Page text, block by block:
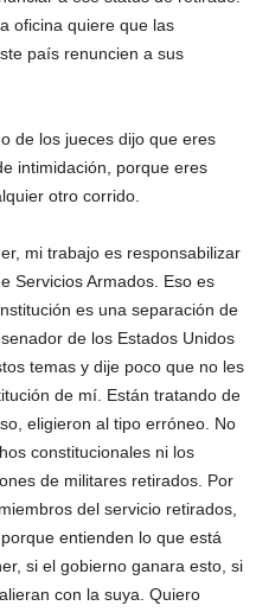
oficina quiere que las
país renuncien a sus
de los jueces dijo que eres
intimidación, porque eres
otro corrido.
mi trabajo es responsabilizar
Servicios Armados. Eso es
es una separación de
de los Estados Unidos
temas y dije poco que no les
de mí. Están tratando de
eligieron al tipo erróneo. No
constitucionales ni los
de militares retirados. Por
del servicio retirados,
entienden lo que está
si el gobierno ganara esto, si
con la suya. Quiero